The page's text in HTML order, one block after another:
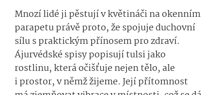
Mnozí lidé ji pěstují v květináči na okenním
parapetu právě proto, že spojuje duchovní
sílu s praktickým přínosem pro zdraví.
Ájurvédské spisy popisují tulsi jako
rostlinu, která očišťuje nejen tělo, ale
i prostor, v němž žijeme. Její přítomnost